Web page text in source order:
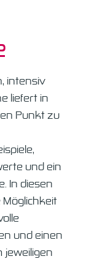
intensiv
liefert in
Punkt zu
und ein
In diesen
Möglichkeit
und einen
jeweiligen